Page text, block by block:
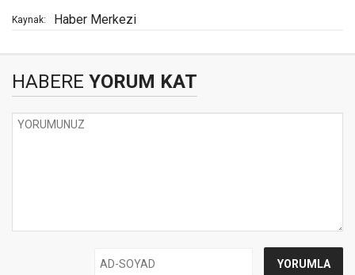
Kaynak: Haber Merkezi
HABERE YORUM KAT